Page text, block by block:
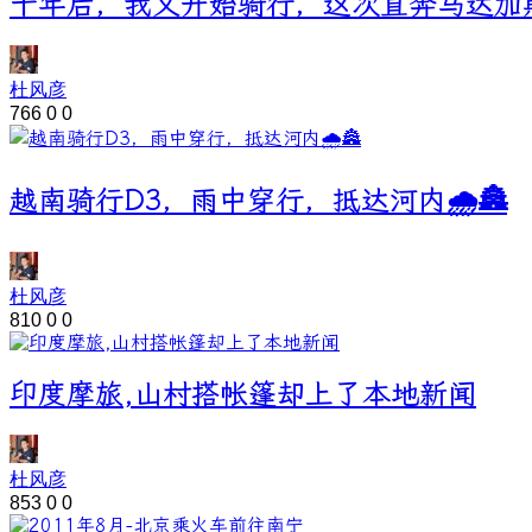
杜风彦
766 0 0
越南骑行D3，雨中穿行，抵达河内🌧️🏯
杜风彦
810 0 0
印度摩旅,山村搭帐篷却上了本地新闻
杜风彦
853 0 0